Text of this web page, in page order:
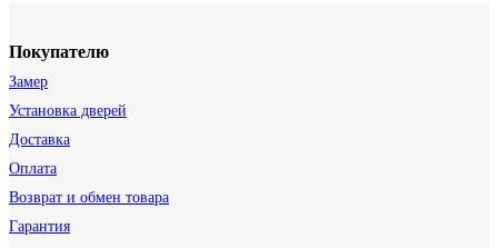
Покупателю
Замер
Установка дверей
Доставка
Оплата
Возврат и обмен товара
Гарантия